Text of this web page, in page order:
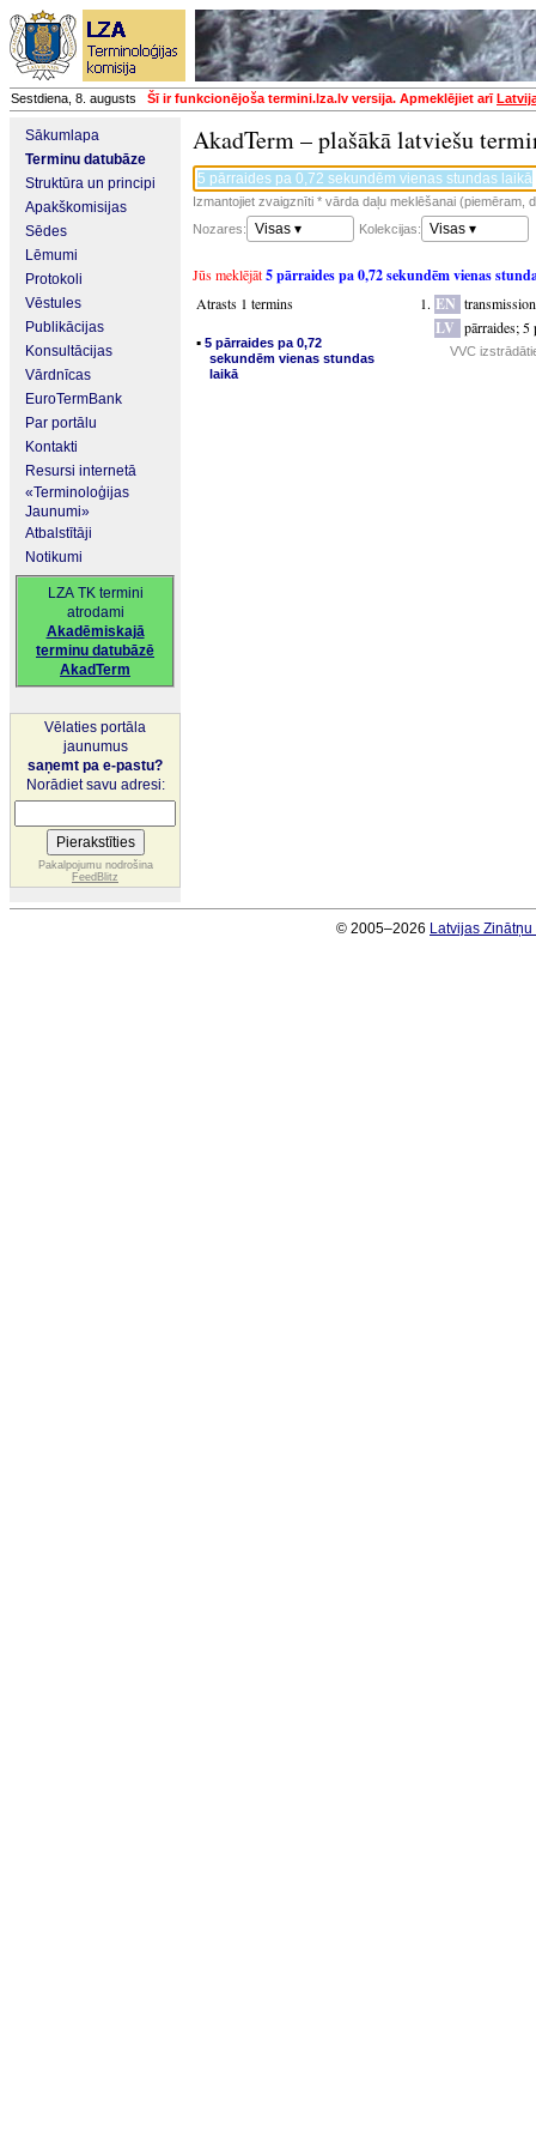
Sestdiena, 8. augusts Šī ir funkcionējoša termini.lza.lv versija. Apmeklējiet arī
Sākumlapa
Terminu datubāze
Struktūra un principi
Apakškomisijas
Sēdes
Lēmumi
Protokoli
Vēstules
Publikācijas
Konsultācijas
Vārdnīcas
EuroTermBank
Par portālu
Kontakti
Resursi internetā
«Terminoloģijas
Jaunumi»
Atbalstītāji
Notikumi
LZA TK termini
atrodami
Akadēmiskajā
terminu datubāzē
AkadTerm
Vēlaties portāla
jaunumus
saņemt pa e-pastu?
Norādiet savu adresi:
Pakalpojumu nodrošina
FeedBlitz
AkadTerm – plašākā latviešu
Izmantojiet zvaigznīti * vārda daļu meklēšanai (piemēram,
Nozares:
Visas ▾ Kolekcijas: Visas ▾
Jūs meklējāt5 pārraides pa 0,72 sekundēm vienas
Atrasts 1 termins
▪ 5 pārraides pa 0,72
sekundēm vienas stundas
laikā
EN
LV pārraides; 5
VVC
© 2005–2026 Latvijas